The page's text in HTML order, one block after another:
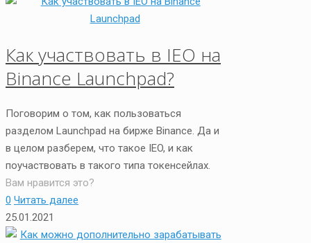
Как участвовать в IEO на
Binance Launchpad?
Поговорим о том, как пользоваться
разделом Launchpad на бирже Binance. Да и
в целом разберем, что такое IEO, и как
поучаствовать в такого типа токенсейлах.
Вам нравится это?
0 Читать далее
25.01.2021